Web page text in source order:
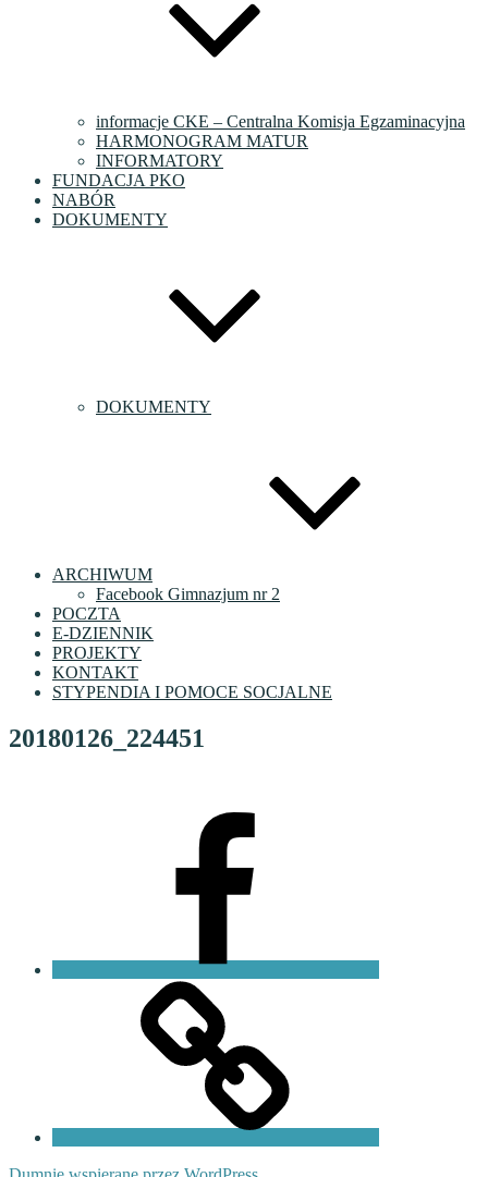
informacje CKE – Centralna Komisja Egzaminacyjna
HARMONOGRAM MATUR
INFORMATORY
FUNDACJA PKO
NABÓR
DOKUMENTY
DOKUMENTY
ARCHIWUM
Facebook Gimnazjum nr 2
POCZTA
E-DZIENNIK
PROJEKTY
KONTAKT
STYPENDIA I POMOCE SOCJALNE
20180126_224451